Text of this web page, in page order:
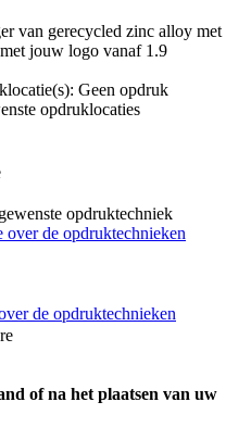
Geen opdruk
opdruklocaties
opdruktechniek
over de opdruktechnieken
de opdruktechnieken
of na het plaatsen van uw